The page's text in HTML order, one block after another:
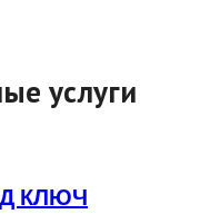
услуги
КЛЮЧ